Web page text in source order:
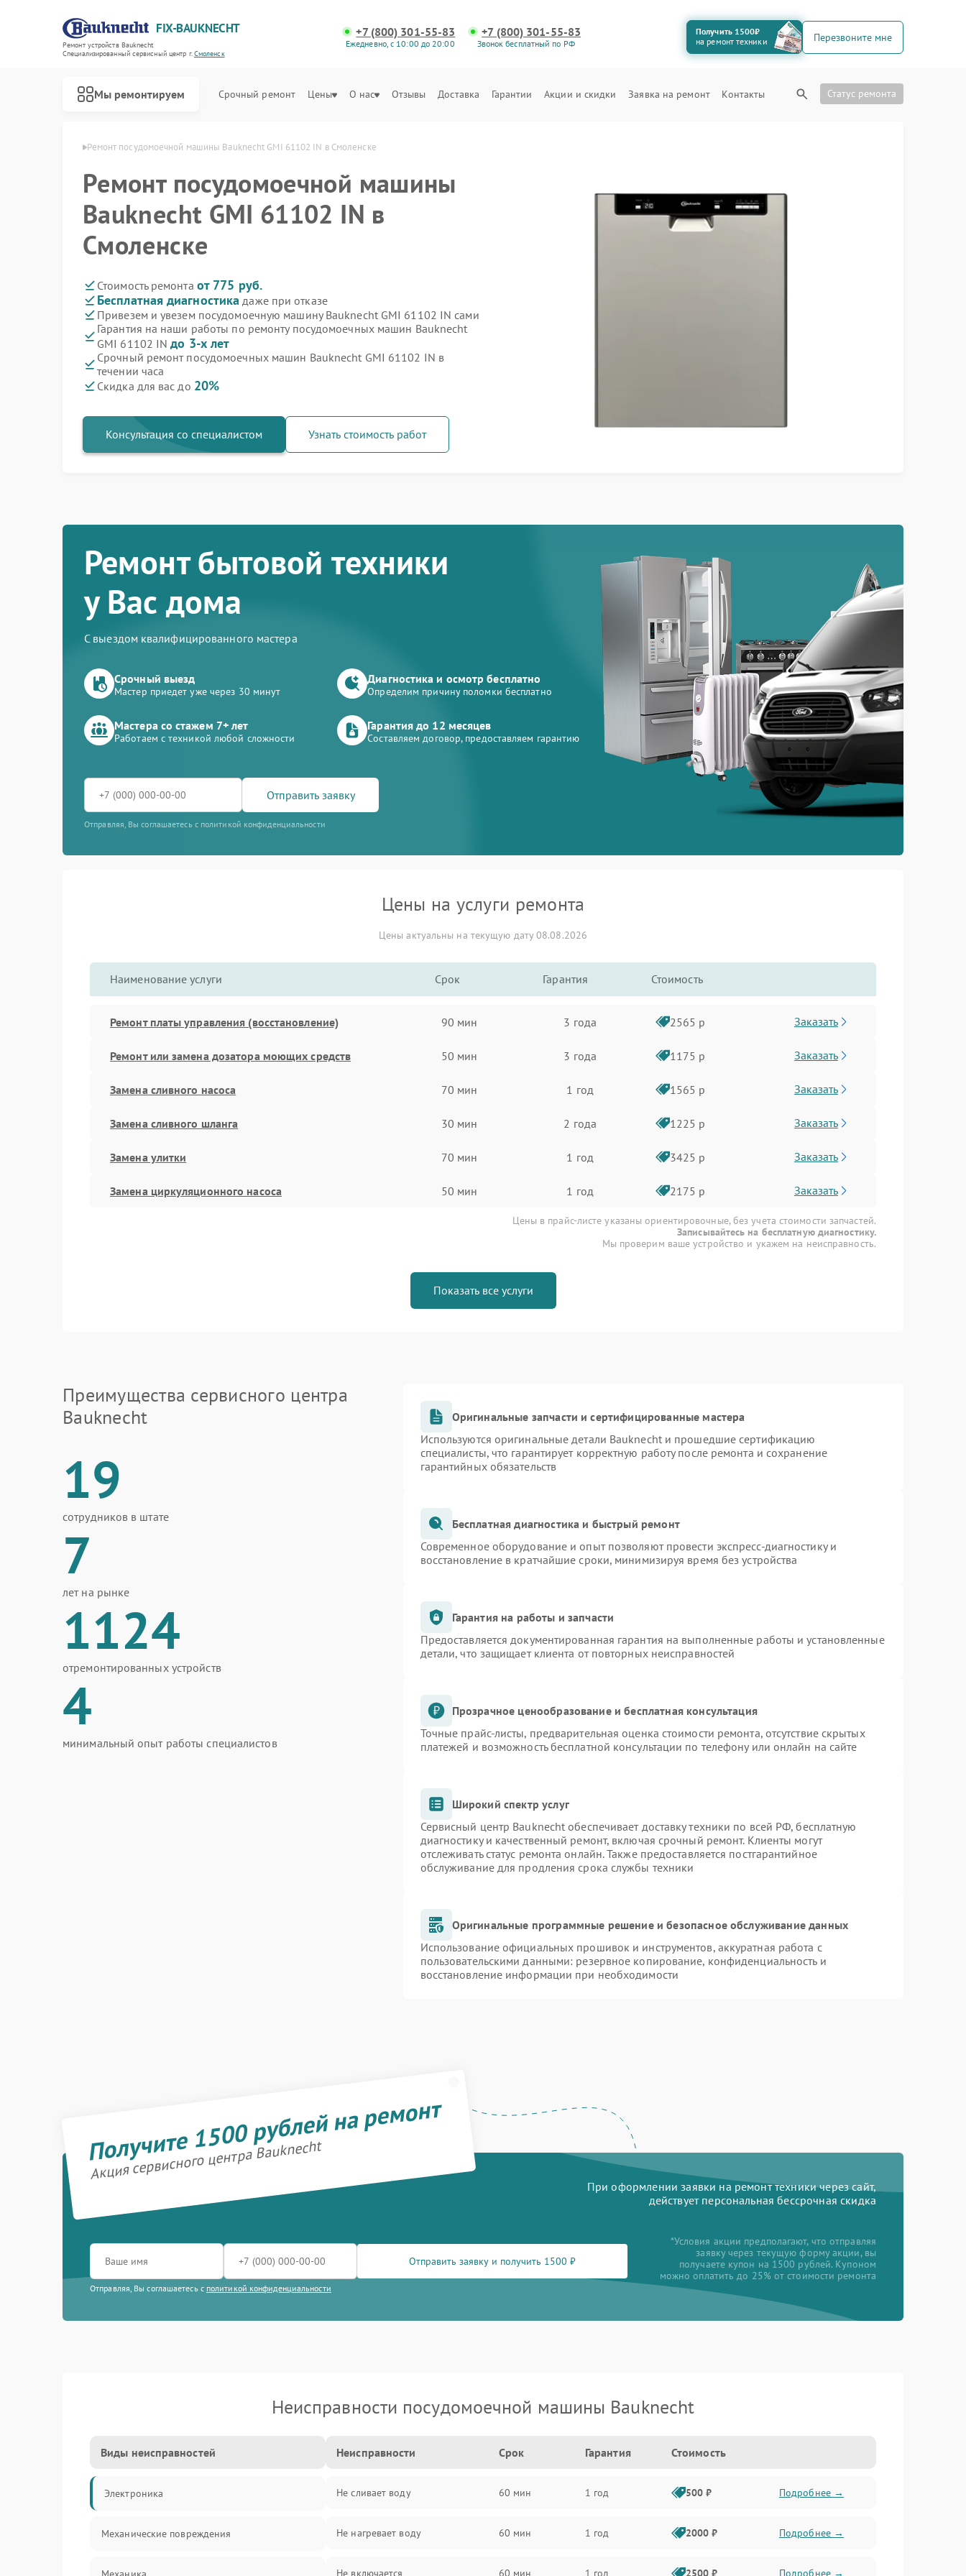
FIX-BAUKNECHT
Ремонт устройств Bauknecht
Специализированный cервисный центр г.Смоленск
+7 (800) 301-55-83
Ежедневно, с 10:00 до 20:00
+7 (800) 301-55-83
Звонок бесплатный по РФ
Получить 1500₽
на ремонт техники
Перезвоните мне
Мы ремонтируем Срочный ремонт Цены О нас Отзывы Доставка Гарантии Акции и скидки Заявка на ремонт Контакты Статус ремонта
Ремонт посудомоечной машины Bauknecht GMI 61102 IN в Смоленске
Ремонт посудомоечной машины
Bauknecht GMI 61102 IN в
Смоленске
Стоимость ремонта от 775 руб.
Бесплатная диагностика даже при отказе
Привезем и увезем посудомоечную машину Bauknecht GMI 61102 IN сами
Гарантия на наши работы по ремонту посудомоечных машин Bauknecht
GMI 61102 INдо 3-х лет
Срочный ремонт посудомоечных машин Bauknecht GMI 61102 IN в
течении часа
Скидка для вас до 20%
Консультация со специалистом Узнать стоимость работ
Ремонт бытовой техники
у Вас дома
С выездом квалифицированного мастера
Срочный выезд
Мастер приедет уже через 30 минут
Диагностика и осмотр бесплатно
Определим причину поломки бесплатно
Мастера со стажем 7+ лет
Работаем с техникой любой сложности
Гарантия до 12 месяцев
Составляем договор, предоставляем гарантию
Отправить заявку
Отправляя, Вы соглашаетесь с политикой конфиденциальности
Цены на услуги ремонта
Цены актуальны на текущую дату 08.08.2026
Наименование услуги Срок Гарантия Стоимость
Ремонт платы управления (восстановление) 90 мин 3 года 2565 р Заказать
Ремонт или замена дозатора моющих средств 50 мин 3 года 1175 р Заказать
Замена сливного насоса 70 мин 1 год 1565 р Заказать
Замена сливного шланга 30 мин 2 года 1225 р Заказать
Замена улитки 70 мин 1 год 3425 р Заказать
Замена циркуляционного насоса 50 мин 1 год 2175 р Заказать
Цены в прайс-листе указаны ориентировочные, без учета стоимости запчастей.
Записывайтесь на бесплатную диагностику.
Мы проверим ваше устройство и укажем на неисправность.
Показать все услуги
Преимущества сервисного центра
Bauknecht
19
сотрудников в штате
7
лет на рынке
1124
отремонтированных устройств
4
минимальный опыт работы специалистов
Оригинальные запчасти и сертифицированные мастера
Используются оригинальные детали Bauknecht и прошедшие сертификацию
специалисты, что гарантирует корректную работу после ремонта и сохранение
гарантийных обязательств
Бесплатная диагностика и быстрый ремонт
Современное оборудование и опыт позволяют провести экспресс-диагностику и
восстановление в кратчайшие сроки, минимизируя время без устройства
Гарантия на работы и запчасти
Предоставляется документированная гарантия на выполненные работы и установленные
детали, что защищает клиента от повторных неисправностей
Прозрачное ценообразование и бесплатная консультация
Точные прайс-листы, предварительная оценка стоимости ремонта, отсутствие скрытых
платежей и возможность бесплатной консультации по телефону или онлайн на сайте
Широкий спектр услуг
Сервисный центр Bauknecht обеспечивает доставку техники по всей РФ, бесплатную
диагностику и качественный ремонт, включая срочный ремонт. Клиенты могут
отслеживать статус ремонта онлайн. Также предоставляется постгарантийное
обслуживание для продления срока службы техники
Оригинальные программные решение и безопасное обслуживание данных
Использование официальных прошивок и инструментов, аккуратная работа с
пользовательскими данными: резервное копирование, конфиденциальность и
восстановление информации при необходимости
Получите 1500 рублей на ремонт
Акция сервисного центра Bauknecht
При оформлении заявки на ремонт техники через сайт,
действует персональная бессрочная скидка
Отправить заявку и получить 1500 ₽
Отправляя, Вы соглашаетесь с политикой конфиденциальности
*Условия акции предполагают, что отправляя
заявку через текущую форму акции, вы
получаете купон на 1500 рублей. Купоном
можно оплатить до 25% от стоимости ремонта
Неисправности посудомоечной машины Bauknecht
Виды неисправностей
Электроника
Механические повреждения
Неисправности Срок Гарантия Стоимость
Не сливает воду 60 мин 1 год 500 ₽ Подробнее →
Не нагревает воду 60 мин 1 год 2000 ₽ Подробнее →
Не включается 60 мин 1 год 2500 ₽ Подробнее →